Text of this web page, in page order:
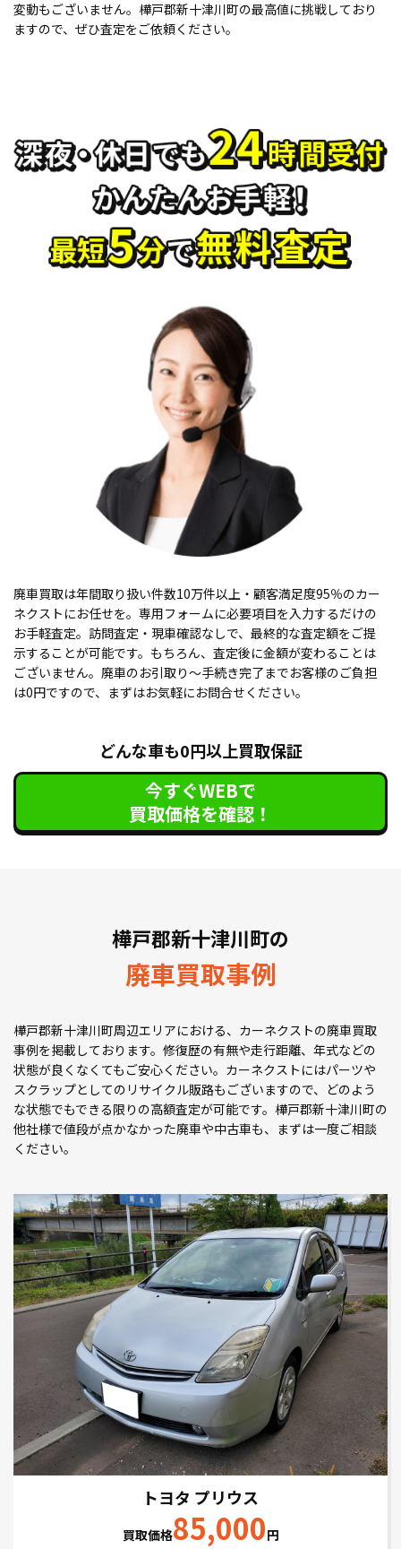
変動もございません。樺戸郡新十津川町の最高値に挑戦しており
ますので、ぜひ査定をご依頼ください。
廃車買取は年間取り扱い件数10万件以上・顧客満足度95％のカー
ネクストにお任せを。専用フォームに必要項目を入力するだけの
お手軽査定。訪問査定・現車確認なしで、最終的な査定額をご提
示することが可能です。もちろん、査定後に金額が変わることは
ございません。廃車のお引取り〜手続き完了までお客様のご負担
は0円ですので、まずはお気軽にお問合せください。
どんな車も0円以上買取保証
今すぐWEBで
買取価格を確認！
樺戸郡新十津川町の
廃車買取事例
樺戸郡新十津川町周辺エリアにおける、カーネクストの廃車買取
事例を掲載しております。修復歴の有無や走行距離、年式などの
状態が良くなくてもご安心ください。カーネクストにはパーツや
スクラップとしてのリサイクル販路もございますので、どのよう
な状態でもできる限りの高額査定が可能です。樺戸郡新十津川町の
他社様で値段が点かなかった廃車や中古車も、まずは一度ご相談
ください。
トヨタ プリウス
買取価格85,000円